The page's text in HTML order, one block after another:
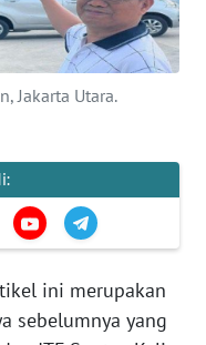
Jakarta Utara.
ini merupakan
sebelumnya yang